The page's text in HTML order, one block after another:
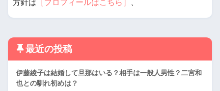
方針は ［プロフィールはこちら］
最近の投稿
伊藤綾子は結婚して旦那はいる？相手は一般人男性？二宮和
也との馴れ初めは？